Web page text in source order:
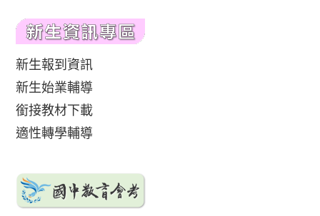
新生報到資訊
新生始業輔導
銜接教材下載
適性轉學輔導